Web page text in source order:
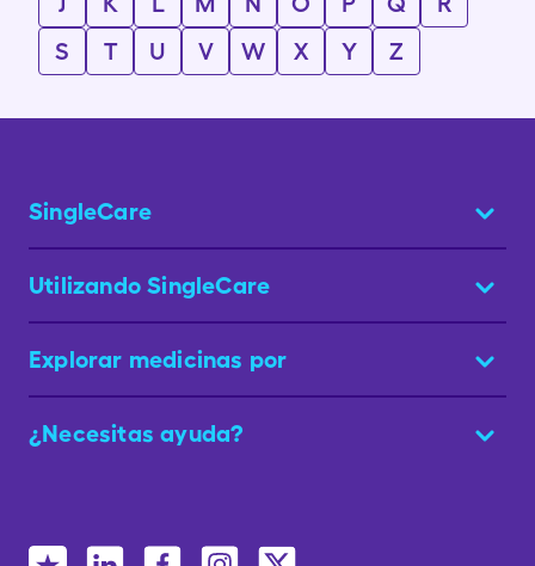
S
T U V W X Y Z
SingleCare
Utilizando SingleCare
Explorar medicinas por
¿Necesitas ayuda?